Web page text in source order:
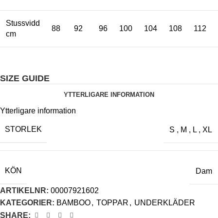
Stussvidd
cm
88 92 96 100 104 108 112
SIZE GUIDE
YTTERLIGARE INFORMATION
Ytterligare information
STORLEK S , M , L , XL
KÖN Dam
ARTIKELNR: 00007921602
KATEGORIER: BAMBOO, TOPPAR , UNDERKLÄDER
SHARE: